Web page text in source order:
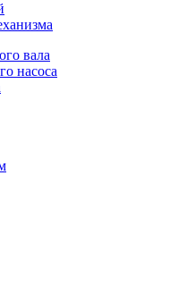
вала
насоса